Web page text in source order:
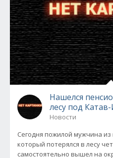
Нашелся
лесу под
Новости
Сегодня пожилой мужчина
который потерялся в лесу
самостоятельно вышел на